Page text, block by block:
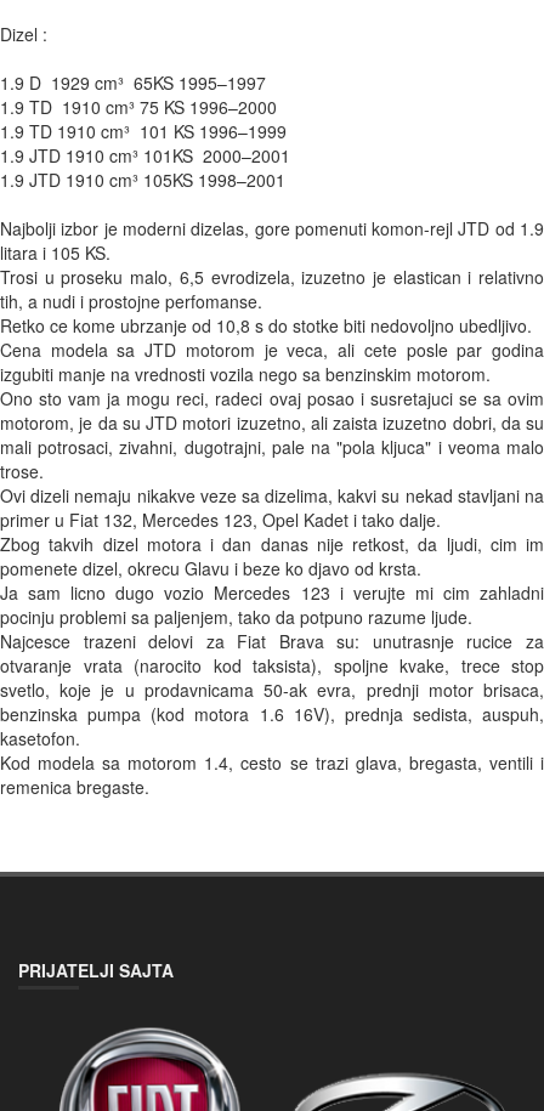
Dizel :
1.9 D  1929 cm³  65KS 1995–1997
1.9 TD  1910 cm³ 75 KS 1996–2000
1.9 TD 1910 cm³  101 KS 1996–1999
1.9 JTD 1910 cm³ 101KS  2000–2001
1.9 JTD 1910 cm³ 105KS 1998–2001
Najbolji izbor je moderni dizelas, gore pomenuti komon-rejl JTD od 1.9
litara i 105 KS.
Trosi u proseku malo, 6,5 evrodizela, izuzetno je elastican i relativno
tih, a nudi i prostojne perfomanse.
Retko ce kome ubrzanje od 10,8 s do stotke biti nedovoljno ubedljivo.
Cena modela sa JTD motorom je veca, ali cete posle par godina
izgubiti manje na vrednosti vozila nego sa benzinskim motorom.
Ono sto vam ja mogu reci, radeci ovaj posao i susretajuci se sa ovim
motorom, je da su JTD motori izuzetno, ali zaista izuzetno dobri, da su
mali potrosaci, zivahni, dugotrajni, pale na "pola kljuca" i veoma malo
trose.
Ovi dizeli nemaju nikakve veze sa dizelima, kakvi su nekad stavljani na
primer u Fiat 132, Mercedes 123, Opel Kadet i tako dalje.
Zbog takvih dizel motora i dan danas nije retkost, da ljudi, cim im
pomenete dizel, okrecu Glavu i beze ko djavo od krsta.
Ja sam licno dugo vozio Mercedes 123 i verujte mi cim zahladni
pocinju problemi sa paljenjem, tako da potpuno razume ljude.
Najcesce trazeni delovi za Fiat Brava su: unutrasnje rucice za
otvaranje vrata (narocito kod taksista), spoljne kvake, trece stop
svetlo, koje je u prodavnicama 50-ak evra, prednji motor brisaca,
benzinska pumpa (kod motora 1.6 16V), prednja sedista, auspuh,
kasetofon.
Kod modela sa motorom 1.4, cesto se trazi glava, bregasta, ventili i
remenica bregaste.
PRIJATELJI SAJTA